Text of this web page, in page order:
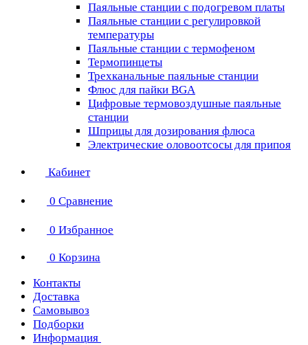
Паяльные станции с подогревом платы
Паяльные станции с регулировкой
температуры
Паяльные станции с термофеном
Термопинцеты
Трехканальные паяльные станции
Флюс для пайки BGA
Цифровые термовоздушные паяльные
станции
Шприцы для дозирования флюса
Электрические оловоотсосы для припоя
Кабинет
0 Сравнение
0 Избранное
0 Корзина
Контакты
Доставка
Самовывоз
Подборки
Информация